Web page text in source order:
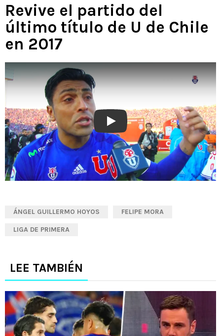
Revive el partido del
último título de U de Chile
en 2017
Play
ÁNGEL GUILLERMO HOYOS FELIPE MORA
LIGA DE PRIMERA
LEE TAMBIÉN